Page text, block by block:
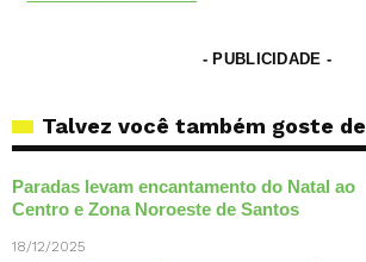
- PUBLICIDADE -
Talvez você também goste de
Paradas levam encantamento do Natal ao
Centro e Zona Noroeste de Santos
18/12/2025